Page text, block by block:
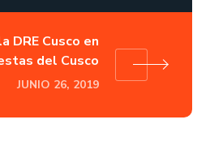
DRE Cusco en
del Cusco
JUNIO 26, 2019